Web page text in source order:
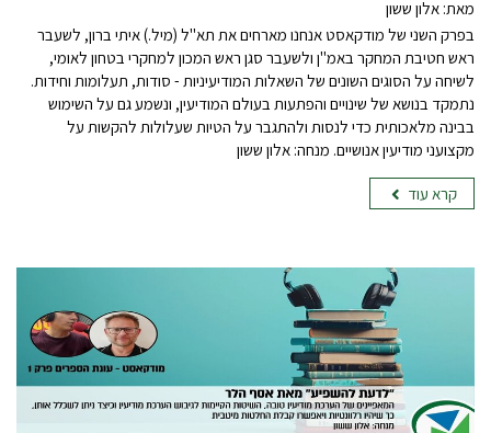
מאת: אלון ששון
בפרק השני של מודקאסט אנחנו מארחים את תא"ל (מיל.) איתי ברון, לשעבר
ראש חטיבת המחקר באמ"ן ולשעבר סגן ראש המכון למחקרי בטחון לאומי,
לשיחה על הסוגים השונים של השאלות המודיעיניות - סודות, תעלומות וחידות.
נתמקד בנושא של שינויים והפתעות בעולם המודיעין, ונשמע גם על השימוש
בבינה מלאכותית כדי לנסות ולהתגבר על הטיות שעלולות להקשות על
מקצועני מודיעין אנושיים. מנחה: אלון ששון
קרא עוד